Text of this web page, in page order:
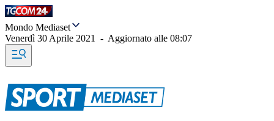
Mondo Mediaset
Venerdì 30 Aprile 2021
- Aggiornato alle 08:07